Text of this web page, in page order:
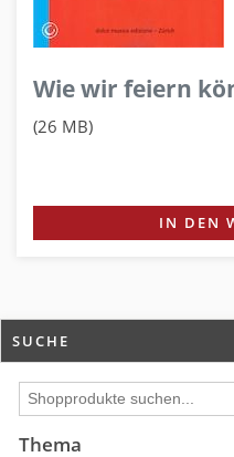
Wie wir feiern
(26 MB)
IN DEN
SUCHE
Thema